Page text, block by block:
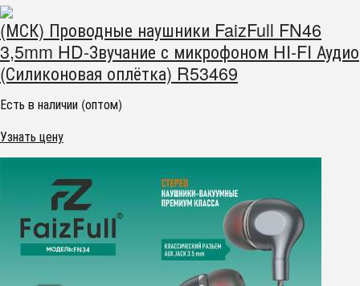
(МСК) Проводные наушники FaizFull FN46
3,5mm HD-Звучание с микрофоном HI-FI Аудио
(Силиконовая оплётка) R53469
Есть в наличии (оптом)
Узнать цену